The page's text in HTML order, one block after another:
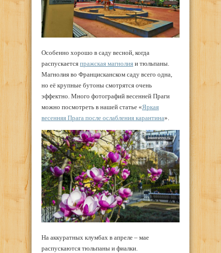
Особенно хорошо в саду весной, когда
распускается пражская магнолия и тюльпаны.
Магнолия во Францисканском саду всего одна,
но её крупные бутоны смотрятся очень
эффектно. Много фотографий весенней Праги
можно посмотреть в нашей статье «Яркая
весенняя Прага после ослабления карантина».
На аккуратных клумбах в апреле – мае
распускаются тюльпаны и фиалки.